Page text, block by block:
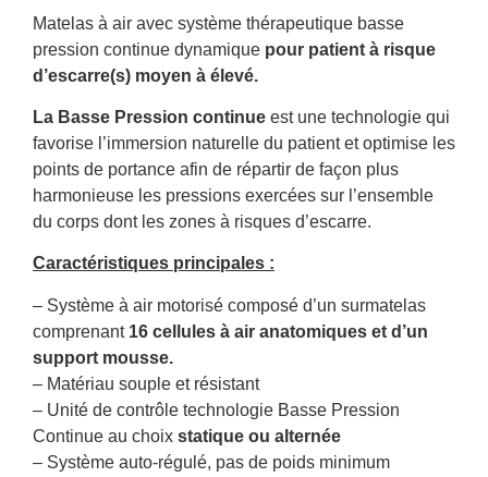
Matelas à air avec système thérapeutique basse
pression continue dynamique pour patient à risque
d’escarre(s) moyen à élevé.
La Basse Pression continue est une technologie qui
favorise l’immersion naturelle du patient et optimise les
points de portance afin de répartir de façon plus
harmonieuse les pressions exercées sur l’ensemble
du corps dont les zones à risques d’escarre.
Caractéristiques principales :
– Système à air motorisé composé d’un surmatelas
comprenant 16 cellules à air anatomiques et d’un
support mousse.
– Matériau souple et résistant
– Unité de contrôle technologie Basse Pression
Continue au choix statique ou alternée
– Système auto-régulé, pas de poids minimum